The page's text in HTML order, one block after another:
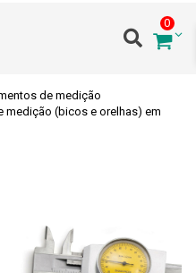
0
de medição
medição (bicos e orelhas) em